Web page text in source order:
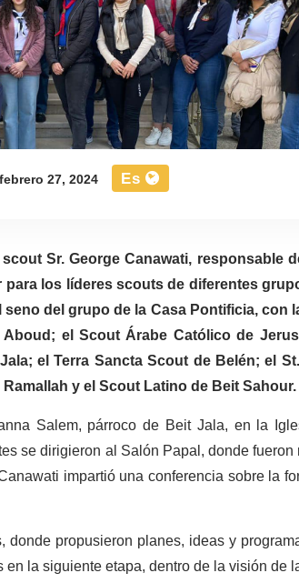
febrero 27, 2024 Es
Sr. George Canawati, responsable
los líderes scouts de diferentes
del grupo de la Casa Pontificia, con
el Scout Árabe Católico de
el Terra Sancta Scout de Belén; el
y el Scout Latino de Beit Sahour.
Salem, párroco de Beit Jala, en la
se dirigieron al Salón Papal, donde
impartió una conferencia sobre la
propusieron planes, ideas y
la siguiente etapa, dentro de la visión de